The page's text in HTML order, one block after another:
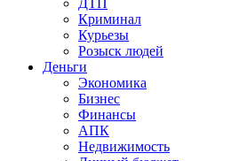
ДТП
Криминал
Курьезы
Розыск людей
Деньги
Экономика
Бизнес
Финансы
АПК
Недвижимость